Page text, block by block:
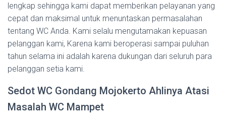
lengkap sehingga kami dapat memberikan pelayanan yang
cepat dan maksimal untuk menuntaskan permasalahan
tentang WC Anda. Kami selalu mengutamakan kepuasan
pelanggan kami, Karena kami beroperasi sampai puluhan
tahun selama ini adalah karena dukungan dari seluruh para
pelanggan setia kami.
Sedot WC Gondang Mojokerto Ahlinya Atasi
Masalah WC Mampet